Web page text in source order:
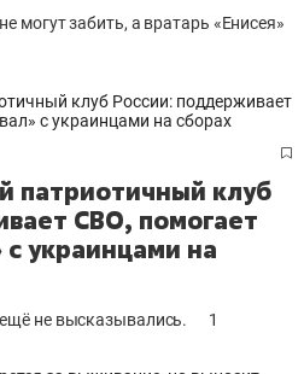
могут забить, а вратарь «Енисея»
патриотичный клуб
СВО, помогает
украинцами на
не высказывались. 1